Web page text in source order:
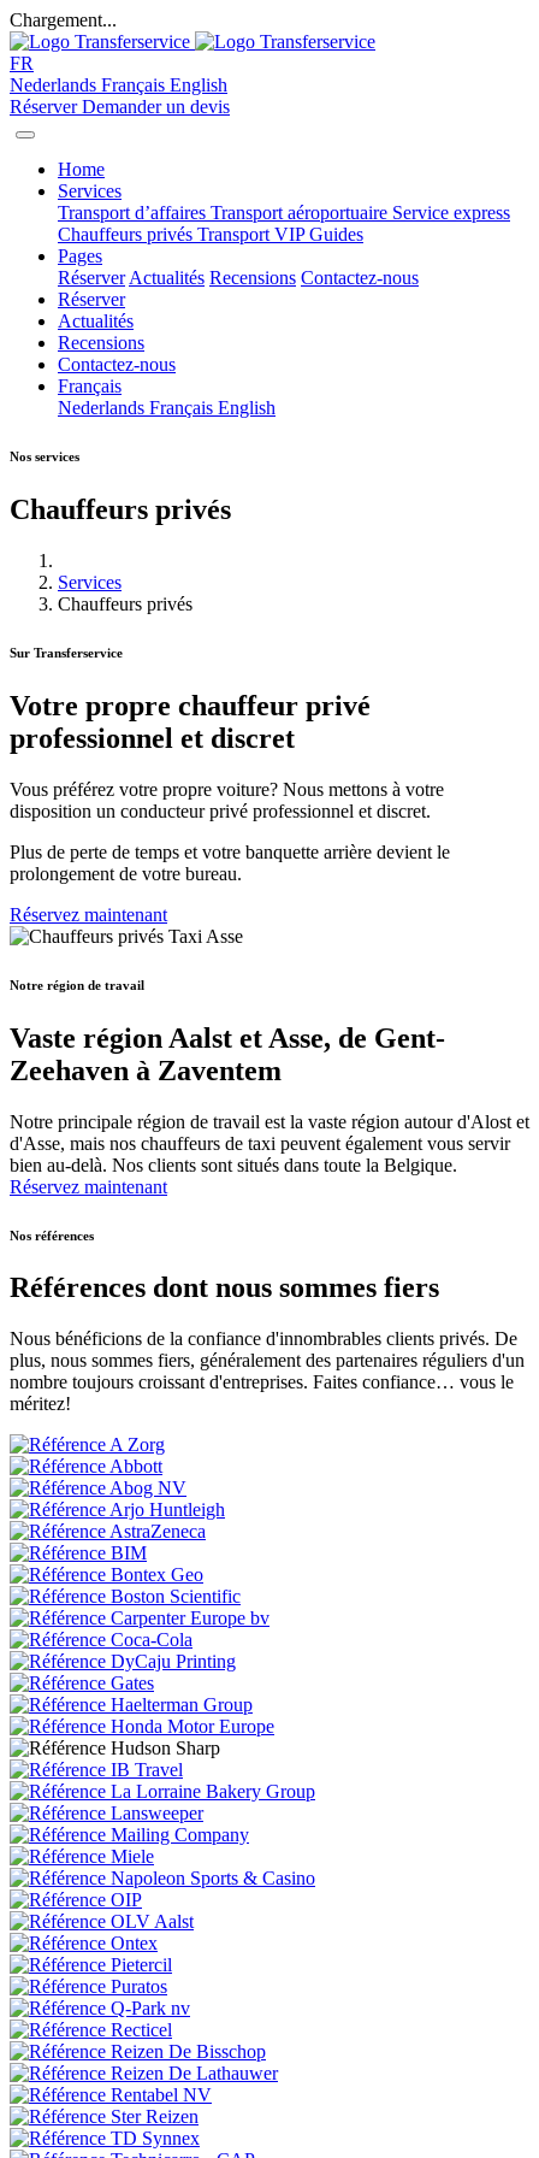
Chargement...
FR
Nederlands Français English
RéserverDemander un devis
Home
Services
Transport d’affaires Transport aéroportuaire Service express
Chauffeurs privés Transport VIPGuides
Pages
Réserver Actualités Recensions Contactez-nous
Réserver
Actualités
Recensions
Contactez-nous
Français
Nederlands Français English
Nos services
Chauffeurs privés
Services
Chauffeurs privés
Sur Transferservice
Votre propre chauffeur privé
professionnel et discret
Vous préférez votre propre voiture? Nous mettons à votre
disposition un conducteur privé professionnel et discret.
Plus de perte de temps et votre banquette arrière devient le
prolongement de votre bureau.
Réservez maintenant
Notre région de travail
Vaste région Aalst et Asse, de Gent-
Zeehaven à Zaventem
Notre principale région de travail est la vaste région autour d'Alost et
d'Asse, mais nos chauffeurs de taxi peuvent également vous servir
bien au-delà. Nos clients sont situés dans toute la Belgique.
Réservez maintenant
Nos références
Références dont nous sommes fiers
Nous bénéficions de la confiance d'innombrables clients privés. De
plus, nous sommes fiers, généralement des partenaires réguliers d'un
nombre toujours croissant d'entreprises. Faites confiance… vous le
méritez!